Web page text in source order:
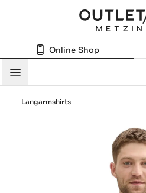
Online Shop
Menü
Langarmshirts